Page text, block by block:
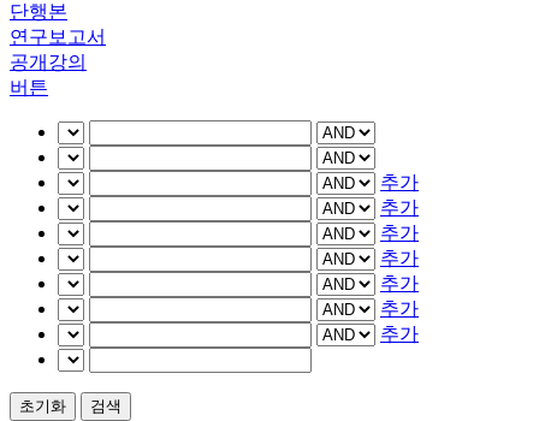
단행본
연구보고서
공개강의
버튼
추가
추가
추가
추가
추가
추가
추가